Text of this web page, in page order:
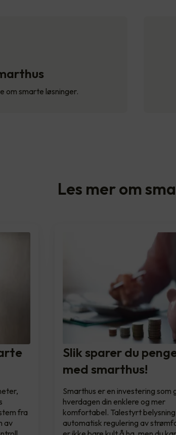
om smarte løsninger.
Les mer om
fra
av
Slik sparer du
med smarthus!
Smarthus er en investering som
hverdagen din enklere og mer
komfortabel. Talestyrt
automatisk regulering av